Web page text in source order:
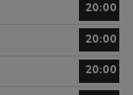
20:00
20:00
20:00